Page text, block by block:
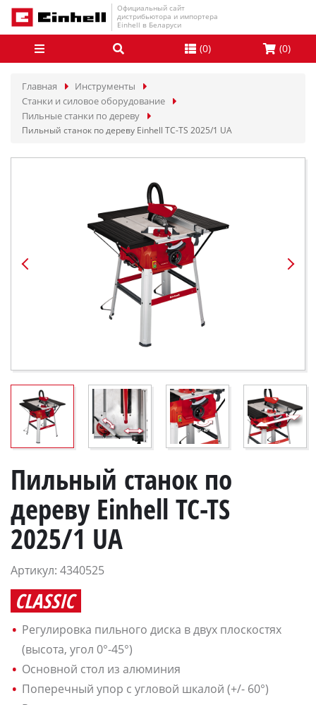
Официальный сайт
дистрибьютора и импортера
Einhell в Беларуси
(0) (0)
Главная
Инструменты
Станки и силовое оборудование
Пильные станки по дереву
Пильный станок по дереву Einhell TC-TS 2025/1 UA
Пильный станок по
дереву Einhell TC-TS
2025/1 UA
Артикул: 4340525
CLASSIC
Регулировка пильного диска в двух плоскостях
(высота, угол 0°-45°)
Основной стол из алюминия
Поперечный упор с угловой шкалой (+/- 60°)